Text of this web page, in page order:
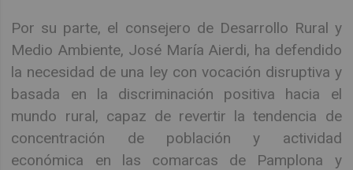
Por su parte, el consejero de Desarrollo Rural y
Medio Ambiente, José María Aierdi, ha defendido
la necesidad de una ley con vocación disruptiva y
basada en la discriminación positiva hacia el
mundo rural, capaz de revertir la tendencia de
concentración de población y actividad
económica en las comarcas de Pamplona y